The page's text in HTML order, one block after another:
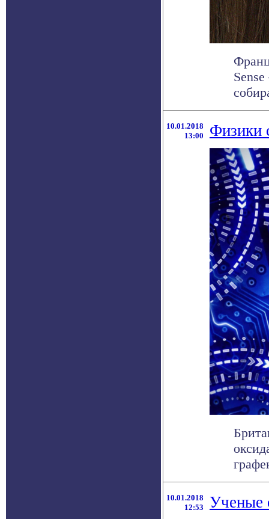
10.01.2018
13:00
Физики
10.01.2018
12:53
Ученые